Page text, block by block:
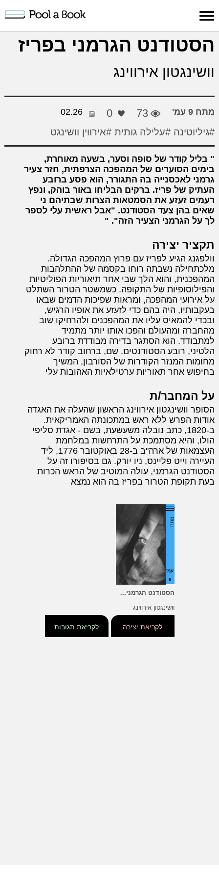
כניסה למערכת
יצירה
הסטודנט הגרמני בפריז
וושינגטון אירווינג
מתח 9 עמ' 73
0
02.26
#גיליוטינה #עלילה גותית #אירווין וושינגט
בליל קודר של סופה וסער, בשעה מאוחרת,
בימים הסוערים של המהפכה הצרפתית, חזר צעיר
גרמני לאכסנייה בה התגורר, הוא פסע ברובע
העתיק של פריז. ברקים הבליחו באור בוהק, ונפץ
רעמים זעזע את הסמטאות הצרות שבתיהם ני
שאים בהן צעד הסטודנט. "אבל ראשית עלי לספר
לך על הגרמני הצעיר הזה".
תקציר יצירה
וולפגנג הגיע לפריז עם פרוץ המהפכה הגדולה.
מלכתחילה נשבתה רוחו בקסמה של ההתלהבות
המהפכנית, והוא הלך שבי אחר תיאוריות הפוליטיות
והפילוסופיות של התקופה. כשמשטר הטרור השתלט
על אירועי המהפכה, ומראות שפיכות הדמים שבאו
בעקבותיו, היה בהם כדי לזעזע את אופיו הרגיש,
ובכדי להמאיס עליו את המהפכנים ולהרחיקו שוב
מהחברה ומהעולם והפכו אותו יותר מתמיד
למתבודד. הוא הסתגר בדירה מבודדת ברובע
הלטיני, רובע הסטודנטים. שם, ברחוב קודר לא רחוק
מחומות המנזר הקודרות של הסורבון, המשיך
בחיפוש אחר תאוריות ערטילאיות האהובות עלי
על המחבר/ת
הסופר וושינגטון אירווינג הראשון שהעלה את האגדה
אודות הפרש ללא ראש במתכונתה האמריקאית.
ב-1820, כתב נובלה משעשעת, בשם - אגדת סליפי
הולו, והיא מסתמכת על התרחשות במלחמת
העצמאות של ארה"ב ב-28 באוקטובר 1776, ליד
העיירה וייט פליינס, ניו יורק. גם בסיפורו זה על
הסטודנט הגרמני, עולה המוטיב של הראש הכרות
בעת תקופת הטרור בפריז בה הוא נמצא
מתח
עמ'
9
הסטודנט הגרמני...
וושינגטון אירווינג
לקריאת תגובות לקריאת יצירה